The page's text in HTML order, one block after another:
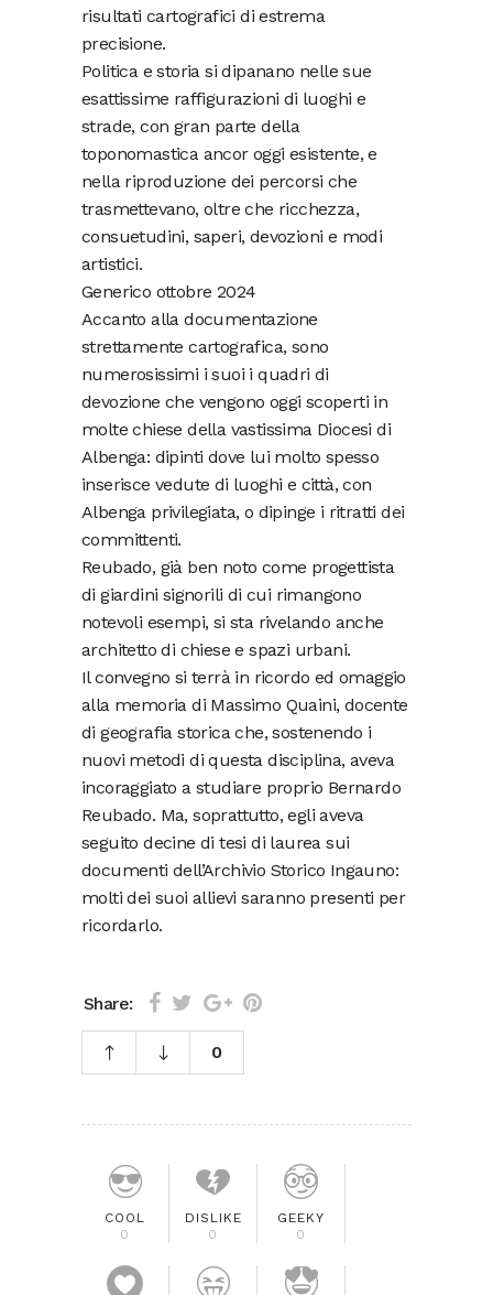
risultati cartografici di estrema
precisione.
Politica e storia si dipanano nelle sue
esattissime raffigurazioni di luoghi e
strade, con gran parte della
toponomastica ancor oggi esistente, e
nella riproduzione dei percorsi che
trasmettevano, oltre che ricchezza,
consuetudini, saperi, devozioni e modi
artistici.
Generico ottobre 2024
Accanto alla documentazione
strettamente cartografica, sono
numerosissimi i suoi i quadri di
devozione che vengono oggi scoperti in
molte chiese della vastissima Diocesi di
Albenga: dipinti dove lui molto spesso
inserisce vedute di luoghi e città, con
Albenga privilegiata, o dipinge i ritratti dei
committenti.
Reubado, già ben noto come progettista
di giardini signorili di cui rimangono
notevoli esempi, si sta rivelando anche
architetto di chiese e spazi urbani.
Il convegno si terrà in ricordo ed omaggio
alla memoria di Massimo Quaini, docente
di geografia storica che, sostenendo i
nuovi metodi di questa disciplina, aveva
incoraggiato a studiare proprio Bernardo
Reubado. Ma, soprattutto, egli aveva
seguito decine di tesi di laurea sui
documenti dell’Archivio Storico Ingauno:
molti dei suoi allievi saranno presenti per
ricordarlo.
Share:
0
COOL
0
DISLIKE
0
GEEKY
0